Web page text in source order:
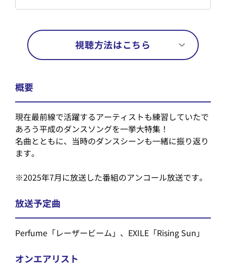
視聴方法はこちら
概要
現在最前線で活躍するアーティストも練習していたで
あろう平成のダンスソングを一挙大特集！
名曲とともに、当時のダンスシーンも一緒に振り返り
ます。
※2025年7月に放送した番組のアンコール放送です。
放送予定曲
Perfume「レーザービーム」、EXILE「Rising Sun」
オンエアリスト